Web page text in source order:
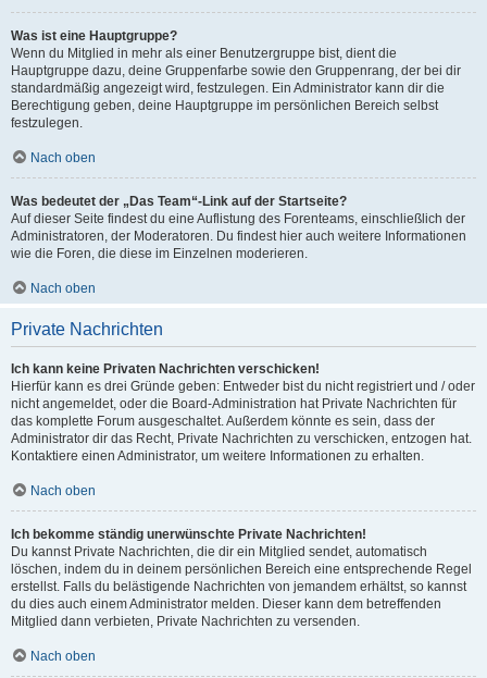
Was ist eine Hauptgruppe?
Wenn du Mitglied in mehr als einer Benutzergruppe bist, dient die
Hauptgruppe dazu, deine Gruppenfarbe sowie den Gruppenrang, der bei dir
standardmäßig angezeigt wird, festzulegen. Ein Administrator kann dir die
Berechtigung geben, deine Hauptgruppe im persönlichen Bereich selbst
festzulegen.
Nach oben
Was bedeutet der „Das Team“-Link auf der Startseite?
Auf dieser Seite findest du eine Auflistung des Forenteams, einschließlich der
Administratoren, der Moderatoren. Du findest hier auch weitere Informationen
wie die Foren, die diese im Einzelnen moderieren.
Nach oben
Private Nachrichten
Ich kann keine Privaten Nachrichten verschicken!
Hierfür kann es drei Gründe geben: Entweder bist du nicht registriert und / oder
nicht angemeldet, oder die Board-Administration hat Private Nachrichten für
das komplette Forum ausgeschaltet. Außerdem könnte es sein, dass der
Administrator dir das Recht, Private Nachrichten zu verschicken, entzogen hat.
Kontaktiere einen Administrator, um weitere Informationen zu erhalten.
Nach oben
Ich bekomme ständig unerwünschte Private Nachrichten!
Du kannst Private Nachrichten, die dir ein Mitglied sendet, automatisch
löschen, indem du in deinem persönlichen Bereich eine entsprechende Regel
erstellst. Falls du belästigende Nachrichten von jemandem erhältst, so kannst
du dies auch einem Administrator melden. Dieser kann dem betreffenden
Mitglied dann verbieten, Private Nachrichten zu versenden.
Nach oben